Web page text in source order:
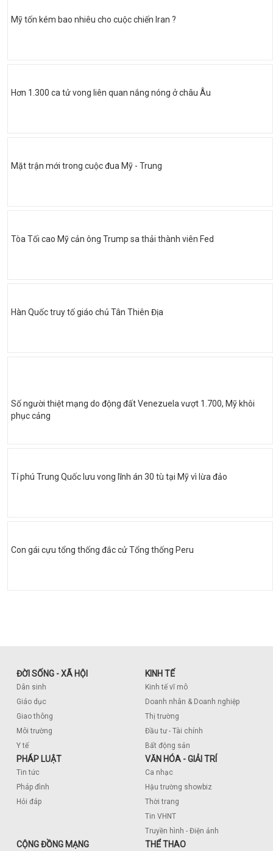
Mỹ tốn kém bao nhiêu cho cuộc chiến Iran ?
Hơn 1.300 ca tử vong liên quan nắng nóng ở châu Âu
Mặt trận mới trong cuộc đua Mỹ - Trung
Tòa Tối cao Mỹ cản ông Trump sa thải thành viên Fed
Hàn Quốc truy tố giáo chủ Tân Thiên Địa
Số người thiệt mạng do động đất Venezuela vượt 1.700, Mỹ khôi
phục cảng
Tỉ phú Trung Quốc lưu vong lĩnh án 30 tù tại Mỹ vì lừa đảo
Con gái cựu tổng thống đắc cử Tổng thống Peru
ĐỜI SỐNG - XÃ HỘI
Dân sinh
Giáo dục
Giao thông
Môi trường
Y tế
KINH TẾ
Kinh tế vĩ mô
Doanh nhân & Doanh nghiệp
Thị trường
Đầu tư - Tài chính
Bất động sản
PHÁP LUẬT
Tin tức
Pháp đình
Hỏi đáp
VĂN HÓA - GIẢI TRÍ
Ca nhạc
Hậu trường showbiz
Thời trang
Tin VHNT
Truyền hình - Điện ảnh
CỘNG ĐỒNG MẠNG THỂ THAO